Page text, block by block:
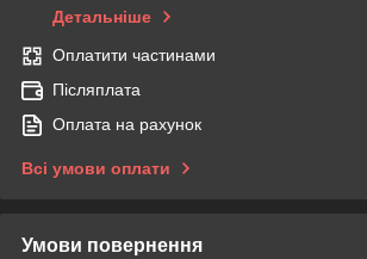
Детальніше
Оплатити частинами
Післяплата
Оплата на рахунок
Всі умови оплати
Умови повернення